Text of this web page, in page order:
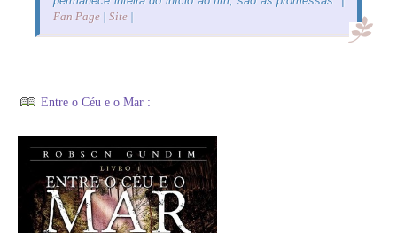
Fan Page | Site |
Entre o Céu e o Mar :